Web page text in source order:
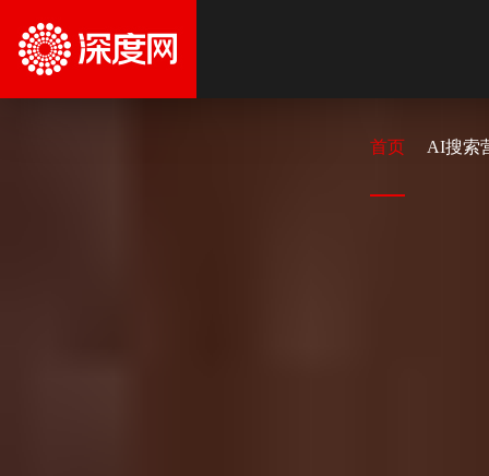
首页 AI搜索